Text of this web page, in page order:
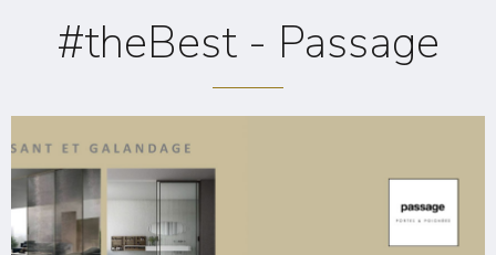
#theBest - Passage